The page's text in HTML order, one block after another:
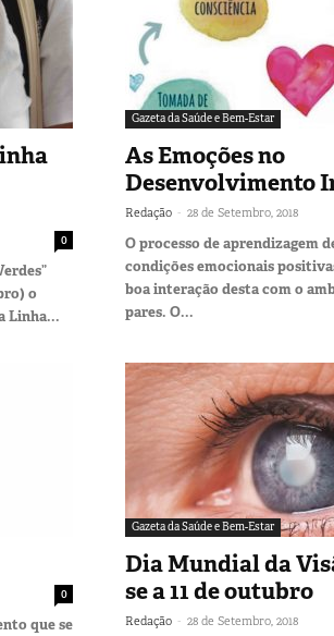
0
o
Linha...
Gazeta da Saúde e Bem-Estar
As Emoções no
Desenvolvimento
Redação - 28 de Setembro, 2018
O processo de aprendizagem
condições emocionais
boa interação desta com o
pares. O...
0
que se
Gazeta da Saúde e Bem-Estar
Dia Mundial da
se a 11 de outubro
Redação - 28 de Setembro, 2018